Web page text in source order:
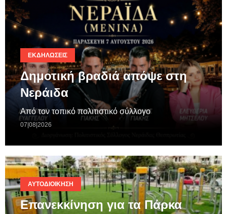
ΕΚΔΗΛΏΣΕΙΣ
Δημοτική βραδιά απόψε στη
Νεράιδα
Από τον τοπικό πολιτιστικό σύλλογο
07|08|2026
ΑΥΤΟΔΙΟΊΚΗΣΗ
Επανεκκίνηση για τα Πάρκα